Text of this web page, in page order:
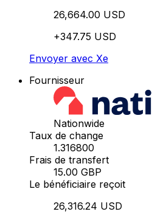
26,664.00 USD
+347.75 USD
Envoyer avec Xe
Fournisseur
Nationwide
Taux de change
1.316800
Frais de transfert
15.00 GBP
Le bénéficiaire reçoit
26,316.24 USD